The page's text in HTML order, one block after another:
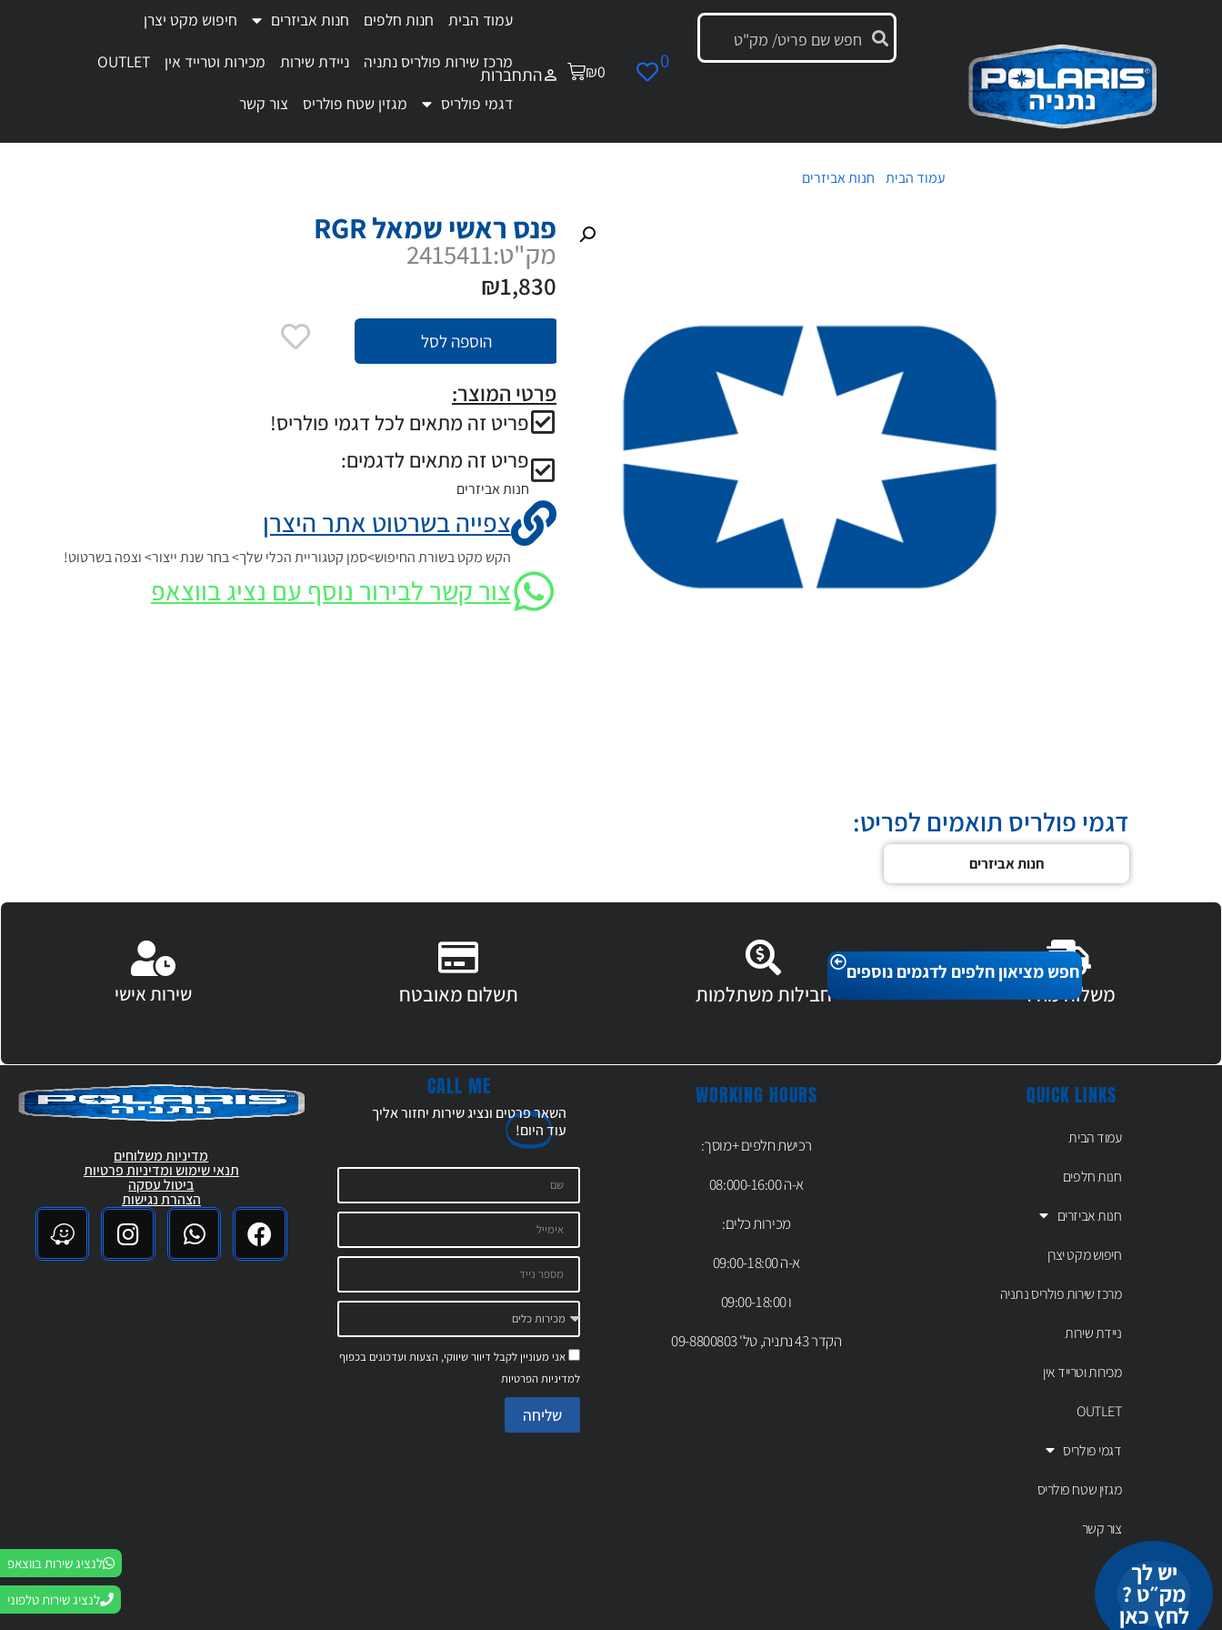
0
₪0 התחברות
עמוד הבית חנות חלפים חנות אביזרים
חיפוש מקט יצרן
מרכז שירות פולריס נתניה
ניידת שירות מכירות וטרייד אין
OUTLET
דגמי פולריס
מגזין שטח פולריס צור קשר
פנס ראשי שמאל RGR
מק"ט:2415411
₪1,830
הוספה לסל
פרטי המוצר:
פריט זה מתאים לכל דגמי פולריס!
פריט זה מתאים לדגמים:
חנות אביזרים
צפייה בשרטוט אתר היצרן
הקש מקט בשורת החיפוש>סמן קטגוריית הכלי שלך> בחר שנת ייצור> וצפה בשרטוט!
צור קשר לבירור נוסף עם נציג בווצאפ
חפש מציאון חלפים לדגמים נוספים
עמוד הבית/ חנות אביזרים
דגמי פולריס תואמים לפריט:
חנות אביזרים
משלוח מהיר חבילות משתלמות תשלום מאובטח שירות אישי
QUICK LINKS
עמוד הבית
חנות חלפים
חנות אביזרים
חיפוש מקט יצרן
מרכז שירות פולריס נתניה
ניידת שירות
מכירות וטרייד אין
OUTLET
דגמי פולריס
מגזין שטח פולריס
צור קשר
יש לך
מק״ט ?
לחץ כאן
WORKING HOURS
רכישת חלפים +מוסך:
א-ה 08:000-16:00
מכירות כלים:
א-ה 09:00-18:00
ו 09:00-18:00
הקדר 43 נתניה, טל' 09-8800803
CALL ME
השאר פרטים ונציג שירות יחזור אליך
עודהיום!
אני מעוניין לקבל דיוור שיווקי, הצעות ועדכונים בכפוף
למדיניות הפרטיות
שליחה
לנציג שירות בווצאפ
לנציג שירות טלפוני
מדיניות משלוחים
תנאי שימוש ומדיניות פרטיות
ביטול עסקה
הצהרת נגישות